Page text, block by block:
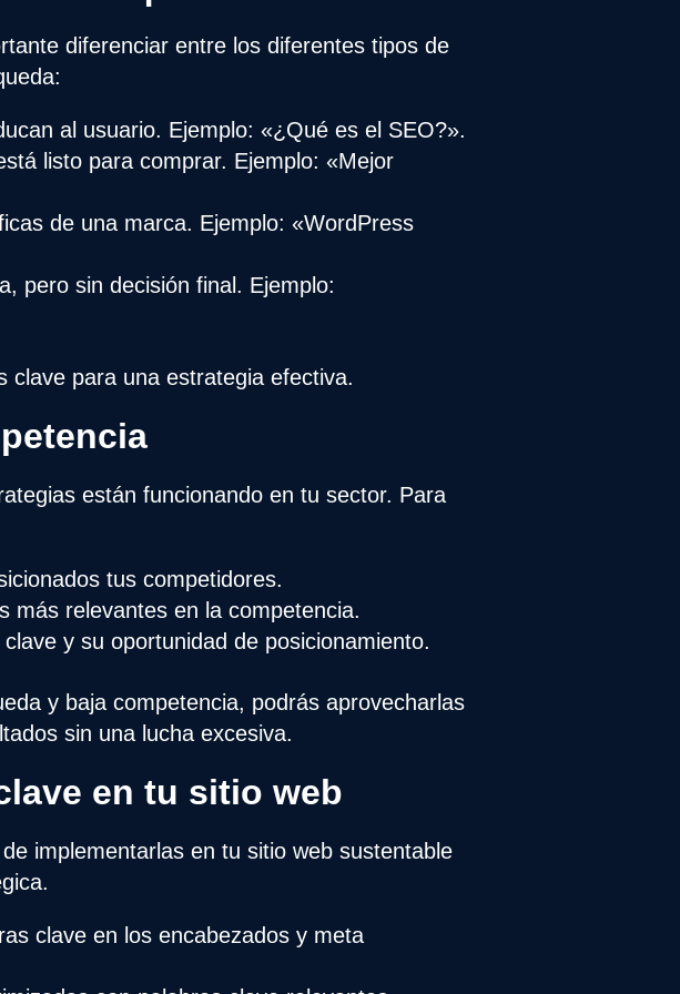
diferenciar entre los diferentes tipos de
al usuario. Ejemplo: «¿Qué es el SEO?».
listo para comprar. Ejemplo: «Mejor
de una marca. Ejemplo: «WordPress
pero sin decisión final. Ejemplo:
clave para una estrategia efectiva.
están funcionando en tu sector. Para
tus competidores.
más relevantes en la competencia.
y su oportunidad de posicionamiento.
y baja competencia, podrás aprovecharlas
sin una lucha excesiva.
en tu sitio web
implementarlas en tu sitio web sustentable
clave en los encabezados y meta